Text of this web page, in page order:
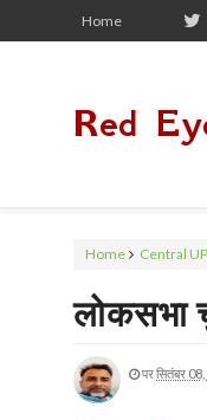
Home
Red
Home Central UP
लोकसभा
परसितंबर